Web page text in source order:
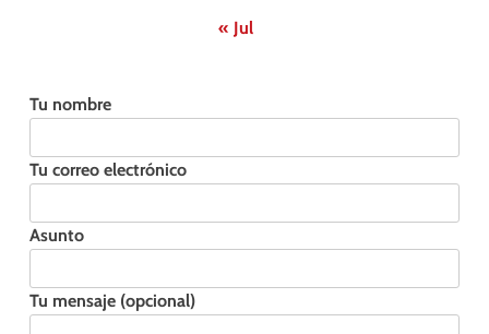
« Jul
Tu nombre
Tu correo electrónico
Asunto
Tu mensaje (opcional)